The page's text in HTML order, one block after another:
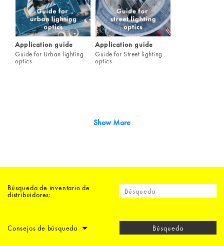
Application guide
Guide for Urban lighting
optics
Application guide
Guide for Street lighting
optics
Show More
Búsqueda de inventario de
distribuidores:
Consejos de búsqueda Búsqueda